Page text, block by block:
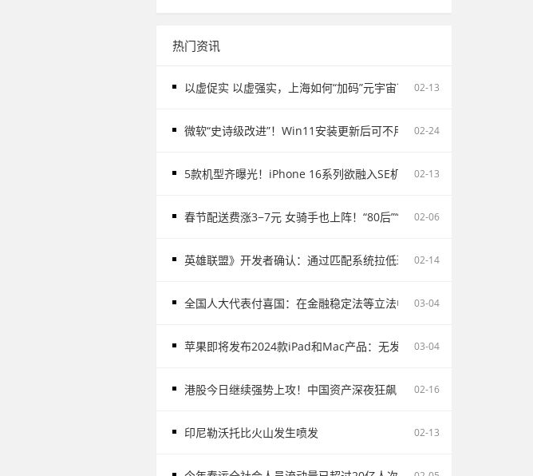
热门资讯
以虚促实 以虚强实，上海如何“加码”元宇宙？ 02-13
微软“史诗级改进”！Win11安装更新后可不用重启电脑
02-24
5款机型齐曝光！iPhone 16系列欲融入SE机型：续航激增、8G内存、
02-13
春节配送费涨3−7元 女骑手也上阵！“80后”“90后”成配送主力
02-06
英雄联盟》开发者确认：通过匹配系统拉低玩家胜率并不存在
02-14
全国人大代表付喜国：在金融稳定法等立法中完善存款保险制度
03-04
苹果即将发布2024款iPad和Mac产品：无发布会直接上市
03-04
港股今日继续强势上攻！中国资产深夜狂飙 02-16
印尼勒沃托比火山发生喷发 02-13